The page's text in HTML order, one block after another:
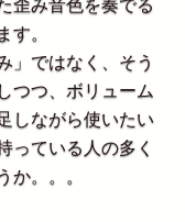
歪み音色を奏でる
す。
」ではなく、そう
つつ、ボリューム
しながら使いたい
っている人の多く
か。。。